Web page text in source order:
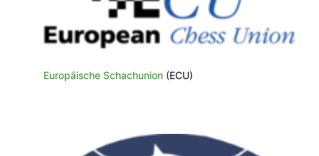
Europäische Schachunion (ECU)